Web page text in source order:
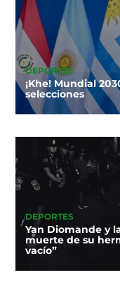
DEPORTES
¡Khe! Mundial
selecciones
DEPORTES
Yan Diomande y
muerte de su
vacío”